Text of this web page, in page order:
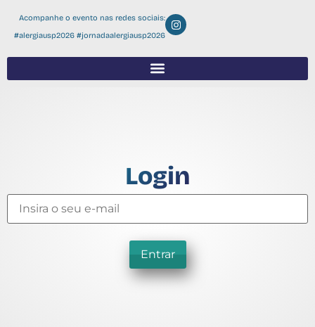
Acompanhe o evento nas redes sociais:
#alergiausp2026 #jornadaalergiausp2026
Login
Entrar